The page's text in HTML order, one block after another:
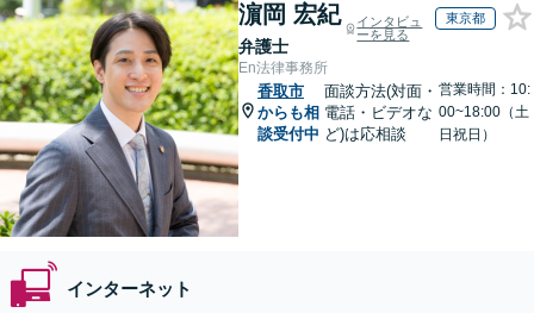
濵岡 宏紀
弁護士
インタビュ
ーを見る
東京都
En法律事務所
香取市
からも相
談受付中
面談方法(対面・
電話・ビデオな
ど)は応相談
営業時間：10:
00~18:00（土
日祝日）
インターネット